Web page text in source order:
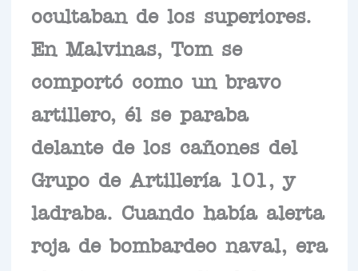
ocultaban de los superiores.
En Malvinas, Tom se
comportó como un bravo
artillero, él se paraba
delante de los cañones del
Grupo de Artillería 101, y
ladraba. Cuando había alerta
roja de bombardeo naval, era